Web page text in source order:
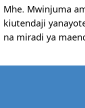
Mhe. Mwinjuma
kiutendaji
na miradi ya